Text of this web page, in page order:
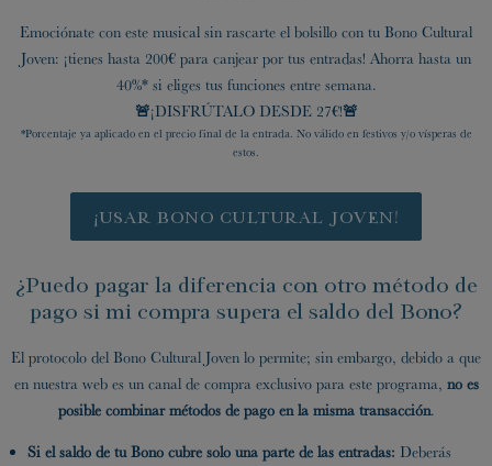
Emociónate con este musical sin rascarte el bolsillo con tu Bono Cultural
Joven: ¡tienes hasta 200€ para canjear por tus entradas! Ahorra hasta un
40%* si eliges tus funciones entre semana.
🚨¡DISFRÚTALO DESDE 27€!🚨
*Porcentaje ya aplicado en el precio final de la entrada. No válido en festivos y/o vísperas de
estos.
¡USAR BONO CULTURAL JOVEN!
¿Puedo pagar la diferencia con otro método de
pago si mi compra supera el saldo del Bono?
El protocolo del Bono Cultural Joven lo permite; sin embargo, debido a que
en nuestra web es un canal de compra exclusivo para este programa, no es
posible combinar métodos de pago en la misma transacción.
Si el saldo de tu Bono cubre solo una parte de las entradas: Deberás